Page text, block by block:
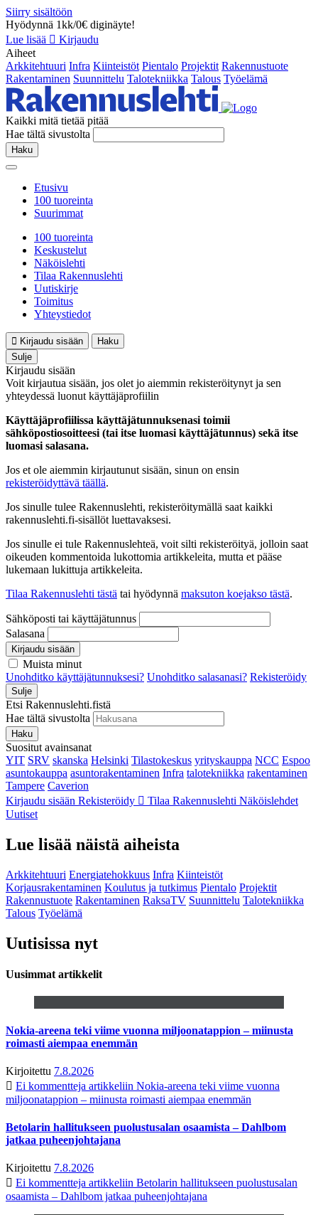
Siirry sisältöön
Hyödynnä 1kk/0€ diginäyte!
Lue lisää
Kirjaudu
Aiheet
Arkkitehtuuri Infra Kiinteistöt Pientalo Projektit Rakennustuote
Rakentaminen Suunnittelu Talotekniikka Talous Työelämä
Kaikki mitä tietää pitää
Hae tältä sivustolta
Haku
Etusivu
100 tuoreinta
Suurimmat
100 tuoreinta
Keskustelut
Näköislehti
Tilaa Rakennuslehti
Uutiskirje
Toimitus
Yhteystiedot
Kirjaudu sisään
Haku
Sulje
Kirjaudu sisään
Voit kirjautua sisään, jos olet jo aiemmin rekisteröitynyt ja sen
yhteydessä luonut käyttäjäprofiilin
Käyttäjäprofiilissa käyttäjätunnuksenasi toimii
sähköpostiosoitteesi (tai itse luomasi käyttäjätunnus) sekä itse
luomasi salasana.
Jos et ole aiemmin kirjautunut sisään, sinun on ensin
rekisteröidyttävä täällä.
Jos sinulle tulee Rakennuslehti, rekisteröitymällä saat kaikki
rakennuslehti.fi-sisällöt luettavaksesi.
Jos sinulle ei tule Rakennuslehteä, voit silti rekisteröityä, jolloin saat
oikeuden kommentoida lukottomia artikkeleita, mutta et pääse
lukemaan lukittuja artikkeleita.
Tilaa Rakennuslehti tästä tai hyödynnä maksuton koejakso tästä.
Sähköposti tai käyttäjätunnus
Salasana
Kirjaudu sisään
Muista minut
Unohditko käyttäjätunnuksesi? Unohditko salasanasi? Rekisteröidy
Sulje
Etsi Rakennuslehti.fistä
Hae tältä sivustolta
Haku
Suositut avainsanat
YIT SRV skanska Helsinki Tilastokeskus yrityskauppa NCC Espoo
asuntokauppa asuntorakentaminen Infra talotekniikka rakentaminen
Tampere Caverion
Kirjaudu sisään Rekisteröidy Tilaa Rakennuslehti Näköislehdet
Uutiset
Lue lisää näistä aiheista
Arkkitehtuuri Energiatehokkuus Infra Kiinteistöt
Korjausrakentaminen Koulutus ja tutkimus Pientalo Projektit
Rakennustuote Rakentaminen RaksaTV Suunnittelu Talotekniikka
Talous Työelämä
Uutisissa nyt
Uusimmat artikkelit
Nokia-areena teki viime vuonna miljoonatappion – miinusta
roimasti aiempaa enemmän
Kirjoitettu 7.8.2026
Ei kommentteja artikkeliin Nokia-areena teki viime vuonna
miljoonatappion – miinusta roimasti aiempaa enemmän
Betolarin hallitukseen puolustusalan osaamista – Dahlbom
jatkaa puheenjohtajana
Kirjoitettu 7.8.2026
Ei kommentteja artikkeliin Betolarin hallitukseen puolustusalan
osaamista – Dahlbom jatkaa puheenjohtajana